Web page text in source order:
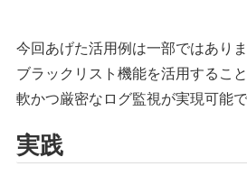
今回あげた活用例は一部ではあり
ブラックリスト機能を活用するこ
軟かつ厳密なログ監視が実現可能で
実践